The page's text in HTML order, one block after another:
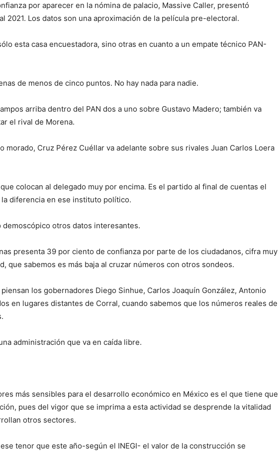
por aparecer en la nómina de palacio, Massive Caller, presentó
2021. Los datos son una aproximación de la película pre-electoral.
esta casa encuestadora, sino otras en cuanto a un empate técnico PAN-
de menos de cinco puntos. No hay nada para nadie.
arriba dentro del PAN dos a uno sobre Gustavo Madero; también va
el rival de Morena.
morado, Cruz Pérez Cuéllar va adelante sobre sus rivales Juan Carlos Loera
colocan al delegado muy por encima. Es el partido al final de cuentas el
diferencia en ese instituto político.
demoscópico otros datos interesantes.
presenta 39 por ciento de confianza por parte de los ciudadanos, cifra muy
que sabemos es más baja al cruzar números con otros sondeos.
los gobernadores Diego Sinhue, Carlos Joaquín González, Antonio
en lugares distantes de Corral, cuando sabemos que los números reales de
administración que va en caída libre.
más sensibles para el desarrollo económico en México es el que tiene que
pues del vigor que se imprima a esta actividad se desprende la vitalidad
otros sectores.
tenor que este año-según el INEGI- el valor de la construcción se